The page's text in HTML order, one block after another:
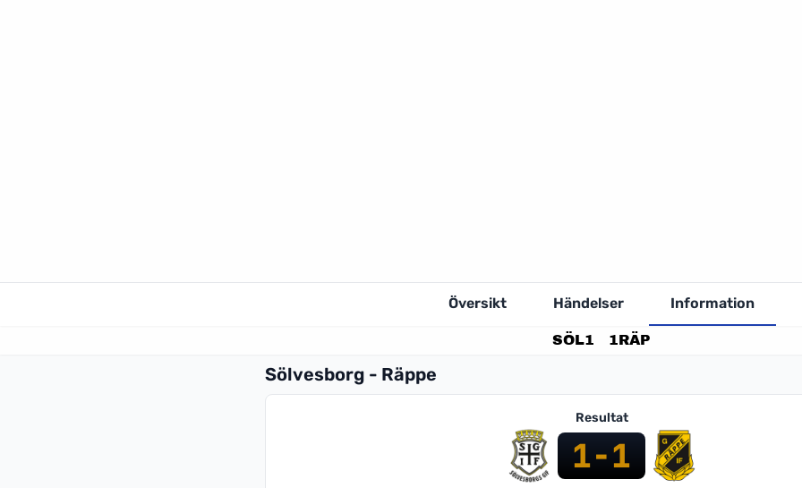
Översikt Händelser Information
SÖL1 1RÄP
Sölvesborg - Räppe
Resultat
1-1